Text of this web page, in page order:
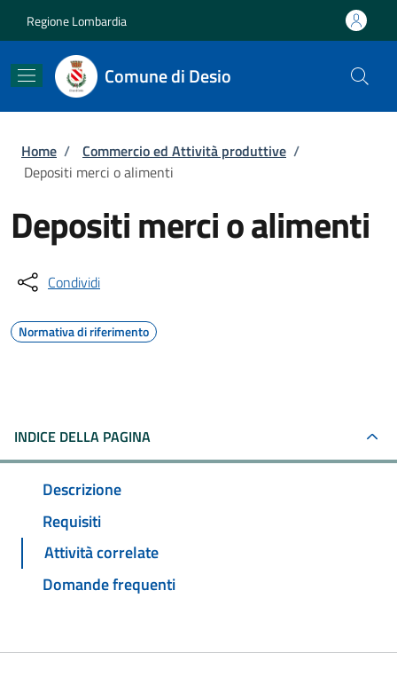
Regione Lombardia
Comune di Desio
Briciole di pane
Home / Commercio ed Attività produttive /
Depositi merci o alimenti
Depositi merci o alimenti
Condividi
Normativa di riferimento
INDICE DELLA PAGINA
Descrizione
Requisiti
Attività correlate
Domande frequenti